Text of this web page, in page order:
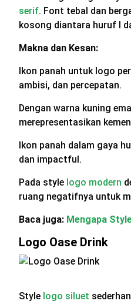
serif. Font tebal dan
kosong diantara huruf I
Makna dan Kesan:
Ikon panah untuk logo
ambisi, dan percepatan.
Dengan warna kuning
merepresentasikan
Ikon panah dalam gaya
dan impactful.
Pada style logo modern
ruang negatifnya untuk
Baca juga: Mengapa
Logo Oase Drink
Style logo siluet